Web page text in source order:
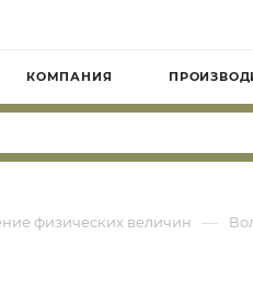
КОМПАНИЯ
физических величин —